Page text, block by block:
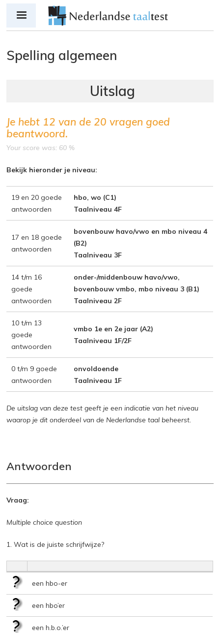
Spelling algemeen
Je hebt 12 van de 20 vragen goed
beantwoord.
Your score was: 60 %
Bekijk hieronder je niveau:
19 en 20 goede
antwoorden
hbo, wo (C1)
Taalniveau 4F
17 en 18 goede
antwoorden
bovenbouw havo/vwo en mbo niveau 4
(B2)
Taalniveau 3F
14 t/m 16
goede
antwoorden
onder-/middenbouw havo/vwo,
bovenbouw vmbo, mbo niveau 3 (B1)
Taalniveau 2F
10 t/m 13
goede
antwoorden
vmbo 1e en 2e jaar (A2)
Taalniveau 1F/2F
0 t/m 9 goede
antwoorden
onvoldoende
Taalniveau 1F
De uitslag van deze test geeft je een indicatie van het niveau
waarop je dit onderdeel van de Nederlandse taal beheerst.
Antwoorden
Vraag:
Multiple choice question
1. Wat is de juiste schrijfwijze?
een hbo-er
een hbo’er
een h.b.o.’er